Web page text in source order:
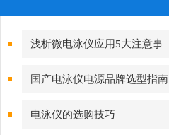
浅析微电泳仪应用5大注意事
项
国产电泳仪电源品牌选型指南
电泳仪的选购技巧